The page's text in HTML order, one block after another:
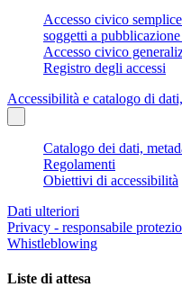
Accesso civico
soggetti a
Accesso civico
Registro degli accessi
Accessibilità e catalogo di
Catalogo dei dati,
Regolamenti
Obiettivi di accessibilità
Dati ulteriori
Privacy - responsabile
Whistleblowing
Liste di attesa